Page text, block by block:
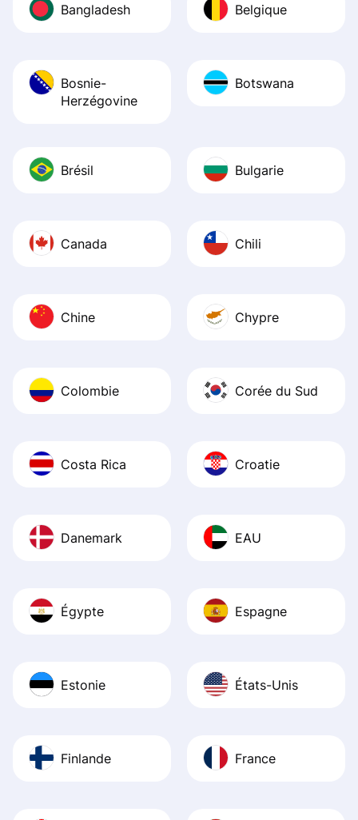
Bangladesh Belgique
Bosnie-
Herzégovine
Botswana
Brésil Bulgarie
Canada Chili
Chine Chypre
Colombie Corée du Sud
Costa Rica Croatie
Danemark EAU
Égypte Espagne
Estonie États-Unis
Finlande France